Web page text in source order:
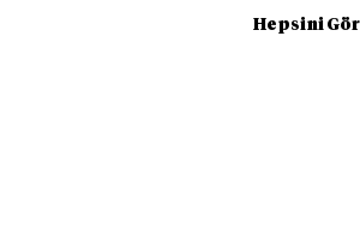
Hepsini Gör